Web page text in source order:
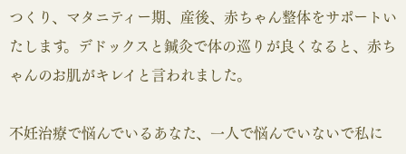
つくり、マタニティー期、産後、赤ちゃん整体をサポートい
たします。デドックスと鍼灸で体の巡りが良くなると、赤ち
ゃんのお肌がキレイと言われました。
不妊治療で悩んでいるあなた、一人で悩んでいないで私に